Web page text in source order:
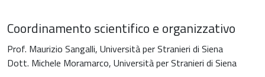
Coordinamento scientifico e organizzativo
Prof. Maurizio Sangalli, Università per Stranieri di Siena
Dott. Michele Moramarco, Università per Stranieri di Siena